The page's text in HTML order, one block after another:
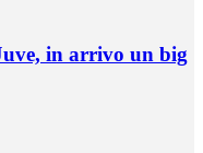
in arrivo un big